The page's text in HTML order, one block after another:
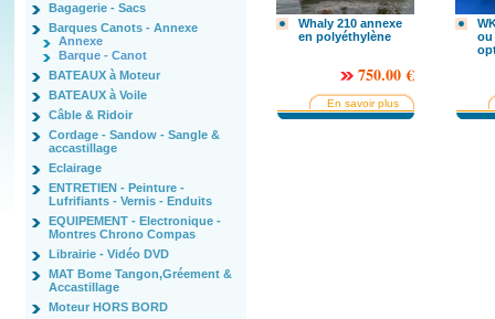
Bagagerie - Sacs
Barques Canots - Annexe
Annexe
Barque - Canot
BATEAUX à Moteur
BATEAUX à Voile
Câble & Ridoir
Cordage - Sandow - Sangle &
accastillage
Eclairage
ENTRETIEN - Peinture -
Lufrifiants - Vernis - Enduits
EQUIPEMENT - Electronique -
Montres Chrono Compas
Librairie - Vidéo DVD
MAT Bome Tangon,Gréement &
Accastillage
Moteur HORS BORD
Whaly 210 annexe
en polyéthylène
750.00 €
En savoir plus
ou